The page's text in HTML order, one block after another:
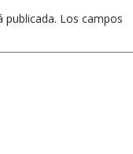
publicada. Los campos